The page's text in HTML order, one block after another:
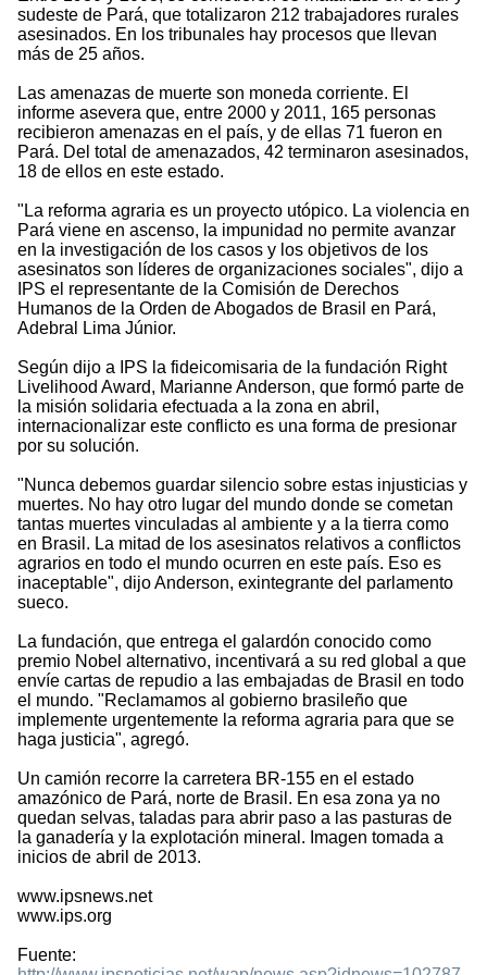
sudeste de Pará, que totalizaron 212 trabajadores rurales
asesinados. En los tribunales hay procesos que llevan
más de 25 años.
Las amenazas de muerte son moneda corriente. El
informe asevera que, entre 2000 y 2011, 165 personas
recibieron amenazas en el país, y de ellas 71 fueron en
Pará. Del total de amenazados, 42 terminaron asesinados,
18 de ellos en este estado.
"La reforma agraria es un proyecto utópico. La violencia en
Pará viene en ascenso, la impunidad no permite avanzar
en la investigación de los casos y los objetivos de los
asesinatos son líderes de organizaciones sociales", dijo a
IPS el representante de la Comisión de Derechos
Humanos de la Orden de Abogados de Brasil en Pará,
Adebral Lima Júnior.
Según dijo a IPS la fideicomisaria de la fundación Right
Livelihood Award, Marianne Anderson, que formó parte de
la misión solidaria efectuada a la zona en abril,
internacionalizar este conflicto es una forma de presionar
por su solución.
"Nunca debemos guardar silencio sobre estas injusticias y
muertes. No hay otro lugar del mundo donde se cometan
tantas muertes vinculadas al ambiente y a la tierra como
en Brasil. La mitad de los asesinatos relativos a conflictos
agrarios en todo el mundo ocurren en este país. Eso es
inaceptable", dijo Anderson, exintegrante del parlamento
sueco.
La fundación, que entrega el galardón conocido como
premio Nobel alternativo, incentivará a su red global a que
envíe cartas de repudio a las embajadas de Brasil en todo
el mundo. "Reclamamos al gobierno brasileño que
implemente urgentemente la reforma agraria para que se
haga justicia", agregó.
Un camión recorre la carretera BR-155 en el estado
amazónico de Pará, norte de Brasil. En esa zona ya no
quedan selvas, taladas para abrir paso a las pasturas de
la ganadería y la explotación mineral. Imagen tomada a
inicios de abril de 2013.
www.ipsnews.net
www.ips.org
Fuente: